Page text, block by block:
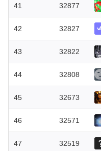
41 32877
42 32827
43 32822
44 32808
45 32673
46 32571
47 32519